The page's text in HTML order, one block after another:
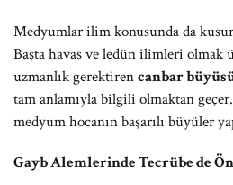
Medyumlar ilim konusunda da
Başta havas ve ledün ilimleri olmak
uzmanlık gerektirencanbar
tam anlamıyla bilgili olmaktan
medyum hocanın başarılı büyüler
Gayb Alemlerinde Tecrübe de